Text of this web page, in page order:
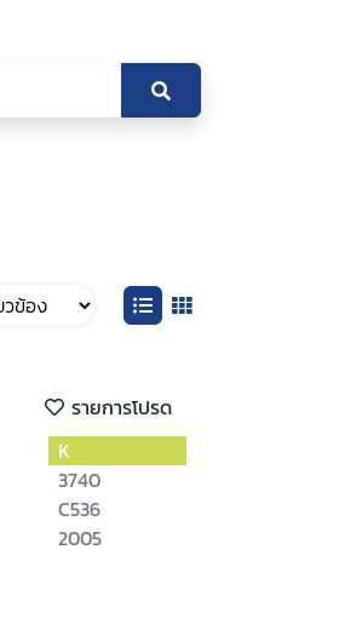
รายการโปรด
K
3740
C536
2005